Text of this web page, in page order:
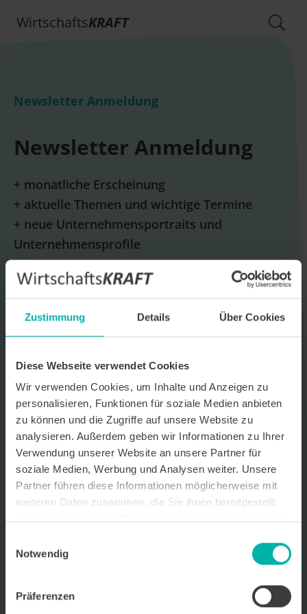
Zustimmung Details Über Cookies
Diese Webseite verwendet Cookies
Wir verwenden Cookies, um Inhalte und Anzeigen zu
personalisieren, Funktionen für soziale Medien anbieten
zu können und die Zugriffe auf unsere Website zu
analysieren. Außerdem geben wir Informationen zu Ihrer
Verwendung unserer Website an unsere Partner für
soziale Medien, Werbung und Analysen weiter. Unsere
Partner führen diese Informationen möglicherweise mit
weiteren Daten zusammen, die Sie ihnen bereitgestellt
Notwendig
Präferenzen
WirtschaftsKRAFT
Newsletter Anmeldung
Newsletter Anmeldung
+ monatliche Erscheinung
+ aktuelle Themen und wichtige Termine
+ neue Unternehmensportraits und
Unternehmensprofile
E-Mail *
WirtschaftsKRAFT der INFO - Das Magazin Pforzheim GmbH
erhalte. Um die Inhalte des Newsletters besser auf meine
persönlichen Interessen auszurichten, stimme ich außerdem zu,
hierfür mein personenbezogenes Nutzungsverhalten des
Newsletters zu erfassen und auszuwerten. Der Newsletter enthält
begleitende Werbeinformationen zu Produkten und
Dienstleistungen lokal ansässiger Werbekunden. Ich kann meine
Einwilligung jederzeit kostenfrei für die Zukunft durch den in jedem
Newsletter enthaltenen Abmeldelink oder per E-Mail an info@info-
pforzheim.de widerrufen. Meine E-Mail-Adresse wird ausschließlich
zur Zustellung des Newsletters genutzt. Detaillierte Informationen
zum Umgang mit Ihren Daten und der von uns eingesetzten
Newsletter-Software Cleverreach finden Sie in unserer
Datenschutzerklärung.